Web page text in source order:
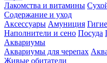
Лакомства и витамины
Содержание и уход
Аксессуары Амуниция
Наполнители и сено Посуда
Аквариумы
Аквариумы для черепах
Живые обитатели